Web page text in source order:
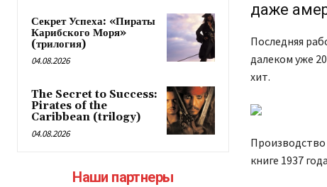
Секрет Успеха: «Пираты
Карибского Моря»
(трилогия)
04.08.2026
The Secret to Success:
Pirates of the
Caribbean (trilogy)
04.08.2026
Наши партнеры
даже
Последняя
далеком уже
хит.
Производство
книге 1937